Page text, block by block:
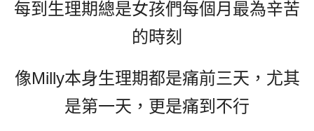
每到生理期總是女孩們每個月最為辛苦
的時刻
像Milly本身生理期都是痛前三天，尤其
是第一天，更是痛到不行